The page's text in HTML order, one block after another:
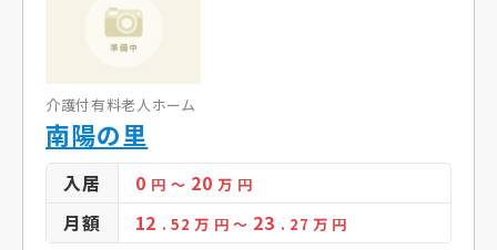
介護付有料老人ホーム
南陽の里
入居 0 円 ～ 20万 円
月額 12 . 52万 円 ～ 23 . 27 万 円